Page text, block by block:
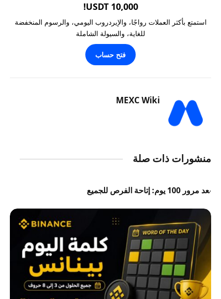
10,000 USDT!
استمتع بأكثر العملات رواجًا، والإيردروب اليومي، والرسوم المنخفضة
للغاية، والسيولة الشاملة
فتح حساب
MEXC Wiki
منشورات ذات صلة
بعد مرور 100 يوم: إتاحة الفرص للجميع